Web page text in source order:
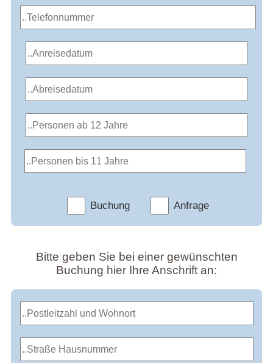
Buchung Anfrage
Bitte geben Sie bei einer gewünschten
Buchung hier Ihre Anschrift an: